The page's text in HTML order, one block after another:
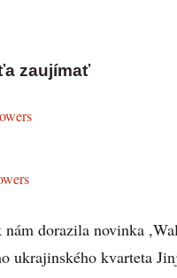
zaujímať
dorazila novinka
ukrajinského kvarteta